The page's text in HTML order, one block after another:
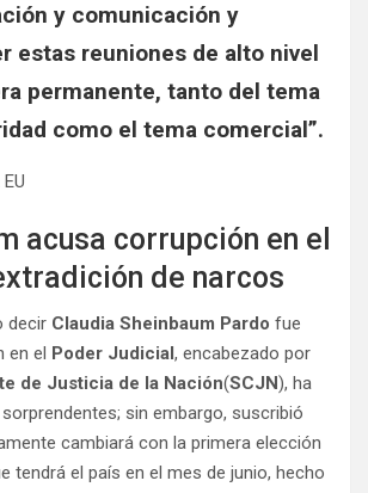
y comunicación y
estas reuniones de alto nivel
permanente, tanto del tema
como el tema comercial”.
acusa corrupción en el
de narcos
decir Claudia Sheinbaum Pardo fue
en el Poder Judicial, encabezado por
de Justicia de la Nación(SCJN), ha
sin embargo, suscribió
cambiará con la primera elección
tendrá el país en el mes de junio, hecho